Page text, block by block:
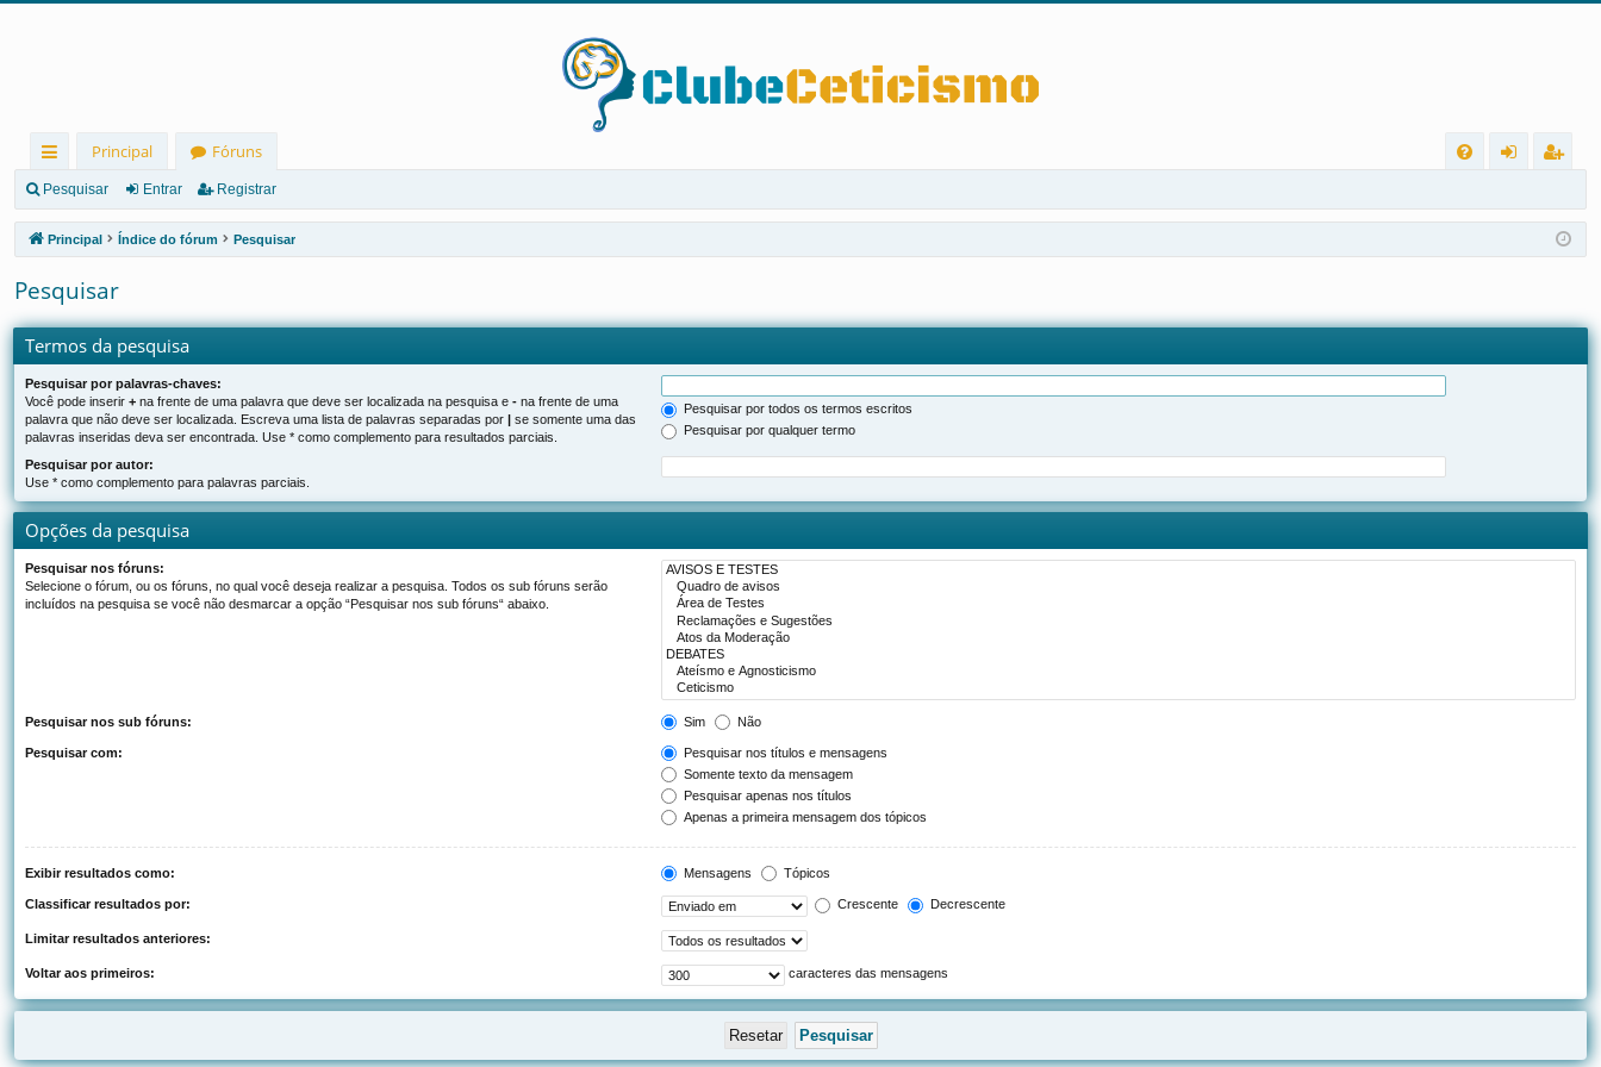
in
ks
rá
pi
Principal
Fóruns
Q
ra
r
ist
ra
Pesquisar Entrar Registrar
Principal Índice do fórum Pesquisar
Pesquisar
Termos da pesquisa
Pesquisar por palavras-chaves:
Você pode inserir + na frente de uma palavra que deve ser localizada na pesquisa e - na frente de uma
palavra que não deve ser localizada. Escreva uma lista de palavras separadas por | se somente uma das
palavras inseridas deva ser encontrada. Use * como complemento para resultados parciais.
Pesquisar por todos os termos escritos
Pesquisar por qualquer termo
Pesquisar por autor:
Use * como complemento para palavras parciais.
Opções da pesquisa
Pesquisar nos fóruns:
Selecione o fórum, ou os fóruns, no qual você deseja realizar a pesquisa. Todos os sub fóruns serão
incluídos na pesquisa se você não desmarcar a opção “Pesquisar nos sub fóruns“ abaixo.
Pesquisar nos sub fóruns: Sim Não
Pesquisar com:
Pesquisar nos títulos e mensagens
Somente texto da mensagem
Pesquisar apenas nos títulos
Apenas a primeira mensagem dos tópicos
Exibir resultados como: Mensagens Tópicos
Classificar resultados por: Crescente Decrescente
Limitar resultados anteriores:
Voltar aos primeiros: caracteres das mensagens